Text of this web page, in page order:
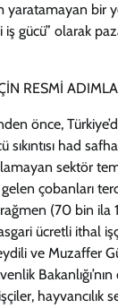
yaratamayan bir
iş gücü” olarak
RESMİ
önce,
had
sektör
çobanları
rağmen (70 bin
ücretli ithal
ve Muzaffer
Bakanlığı’nın
hayvancılık